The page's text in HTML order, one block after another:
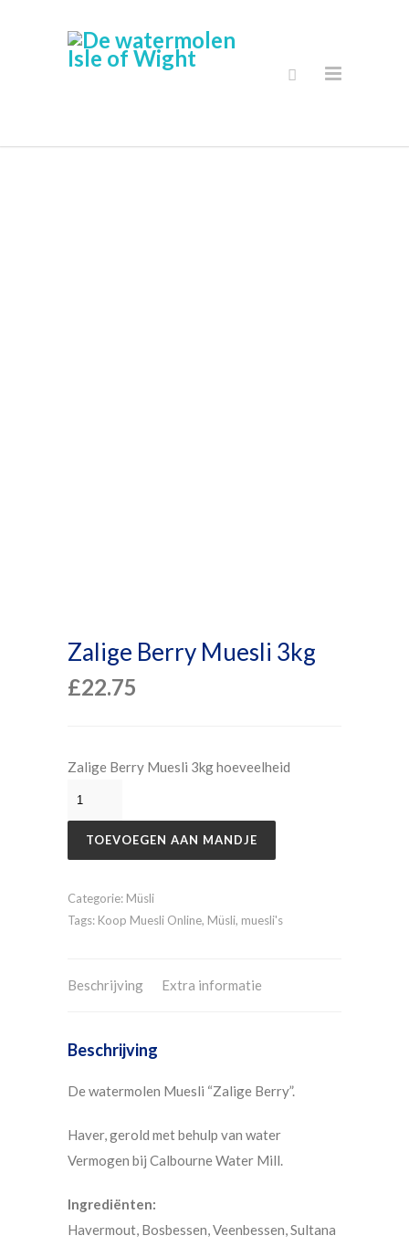
Zalige Berry Muesli 3kg
£22.75
Zalige Berry Muesli 3kg hoeveelheid
TOEVOEGEN AAN MANDJE
Categorie: Müsli
Tags: Koop Muesli Online, Müsli, muesli's
Beschrijving Extra informatie
Beschrijving
De watermolen Muesli “Zalige Berry”.
Haver, gerold met behulp van water
Vermogen bij Calbourne Water Mill.
Ingrediënten:
Havermout, Bosbessen, Veenbessen, Sultana